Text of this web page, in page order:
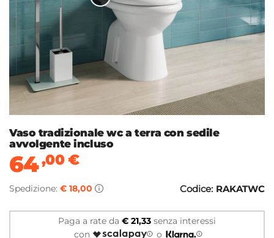
Vaso tradizionale wc a terra con sedile
avvolgente incluso
64,00€
Spedizione: € 18,00 Codice: RAKATWC
Paga a rate da € 21,33 senza interessi
con
o